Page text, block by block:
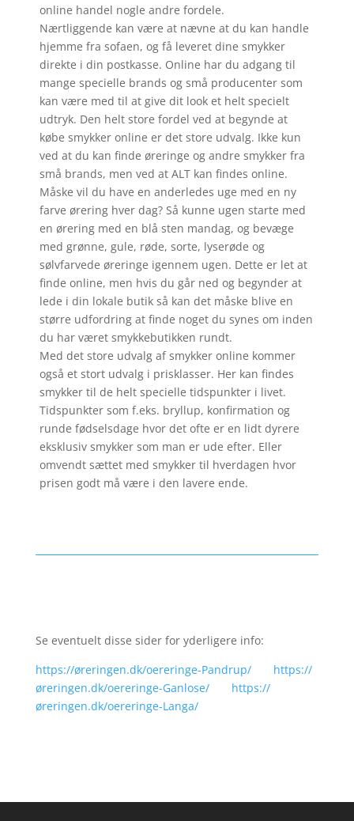
online handel nogle andre fordele.
Nærtliggende kan være at nævne at du kan handle
hjemme fra sofaen, og få leveret dine smykker
direkte i din postkasse. Online har du adgang til
mange specielle brands og små producenter som
kan være med til at give dit look et helt specielt
udtryk. Den helt store fordel ved at begynde at
købe smykker online er det store udvalg. Ikke kun
ved at du kan finde øreringe og andre smykker fra
små brands, men ved at ALT kan findes online.
Måske vil du have en anderledes uge med en ny
farve ørering hver dag? Så kunne ugen starte med
en ørering med en blå sten mandag, og bevæge
med grønne, gule, røde, sorte, lyserøde og
sølvfarvede øreringe igennem ugen. Dette er let at
finde online, men hvis du går ned og begynder at
lede i din lokale butik så kan det måske blive en
større udfordring at finde noget du synes om inden
du har været smykkebutikken rundt.
Med det store udvalg af smykker online kommer
også et stort udvalg i prisklasser. Her kan findes
smykker til de helt specielle tidspunkter i livet.
Tidspunkter som f.eks. bryllup, konfirmation og
runde fødselsdage hvor det ofte er en lidt dyrere
eksklusiv smykker som man er ude efter. Eller
omvendt sættet med smykker til hverdagen hvor
prisen godt må være i den lavere ende.
Se eventuelt disse sider for yderligere info:
https://øreringen.dk/oereringe-Pandrup/
https://
øreringen.dk/oereringe-Ganlose/
https://
øreringen.dk/oereringe-Langa/